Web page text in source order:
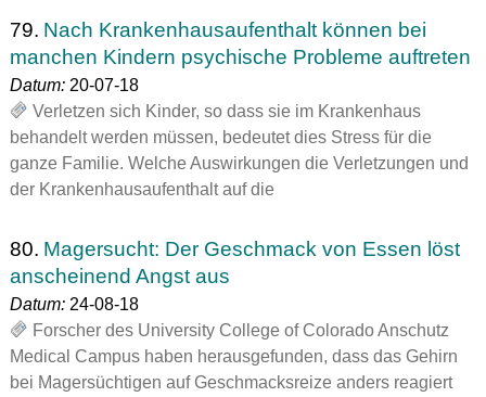
79. Nach Krankenhausaufenthalt können bei
manchen Kindern psychische Probleme auftreten
Datum:20-07-18
Verletzen sich Kinder, so dass sie im Krankenhaus
behandelt werden müssen, bedeutet dies Stress für die
ganze Familie. Welche Auswirkungen die Verletzungen und
der Krankenhausaufenthalt auf die
80. Magersucht: Der Geschmack von Essen löst
anscheinend Angst aus
Datum:24-08-18
Forscher des University College of Colorado Anschutz
Medical Campus haben herausgefunden, dass das Gehirn
bei Magersüchtigen auf Geschmacksreize anders reagiert